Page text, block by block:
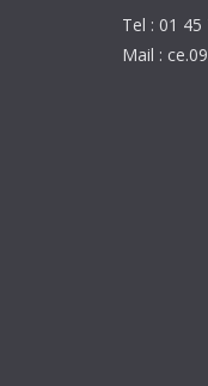
Tel : 01 45
Mail :